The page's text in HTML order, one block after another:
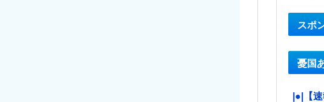
スポ
憂国
|●|【